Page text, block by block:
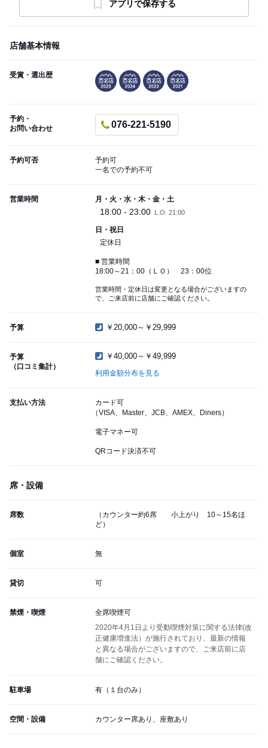
アプリで保存する
店舗基本情報
受賞・選出歴
予約・
お問い合わせ
076-221-5190
予約可否
予約可
一名での予約不可
営業時間 月・火・水・木・金・土
18:00 - 23:00 L.O. 21:00
日・祝日
定休日
■ 営業時間
18:00～21：00（ＬＯ） 23：00位
営業時間・定休日は変更となる場合がございますの
で、ご来店前に店舗にご確認ください。
予算 ￥20,000～￥29,999
予算
（口コミ集計）
￥40,000～￥49,999
利用金額分布を見る
支払い方法
カード可
（VISA、Master、JCB、AMEX、Diners）
電子マネー可
QRコード決済不可
席・設備
席数
（カウンター約6席 小上がり 10～15名ほ
ど）
個室 無
貸切 可
禁煙・喫煙
全席喫煙可
2020年4月1日より受動喫煙対策に関する法律(改
正健康増進法）が施行されており、最新の情報
と異なる場合がございますので、ご来店前に店
舗にご確認ください。
駐車場 有（１台のみ）
空間・設備 カウンター席あり、座敷あり